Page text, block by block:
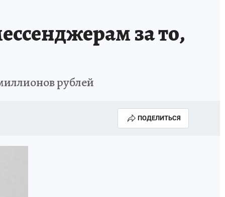
за то,
рублей
ПОДЕЛИТЬСЯ